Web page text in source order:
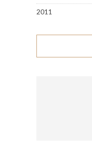
2011